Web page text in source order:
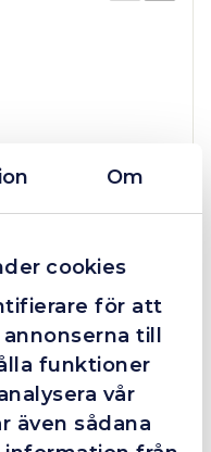
Om
cookies
för att
till
funktioner
vår
även sådana
10 Reviews
lite strul med,
som förtjänar